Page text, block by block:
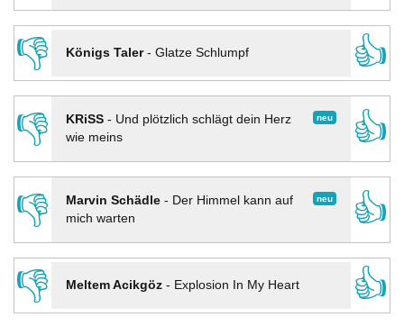
👎
Königs Taler- Glatze Schlumpf
👍
👎
neu
KRiSS- Und plötzlich schlägt dein Herz
wie meins
👍
👎 neu
Marvin Schädle- Der Himmel kann auf
mich warten
👍
👎
Meltem Acikgöz- Explosion In My Heart
👍